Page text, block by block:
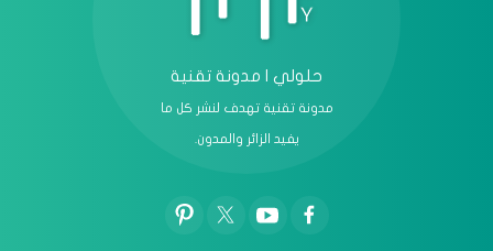
حلولي | مدونة تقنية
مدونة تقنية تهدف لنشر كل ما
يفيد الزائر والمدون.